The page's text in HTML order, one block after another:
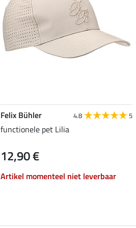
Felix Bühler 4.8 5
functionele pet Lilia
12,90 €
Artikel momenteel niet leverbaar